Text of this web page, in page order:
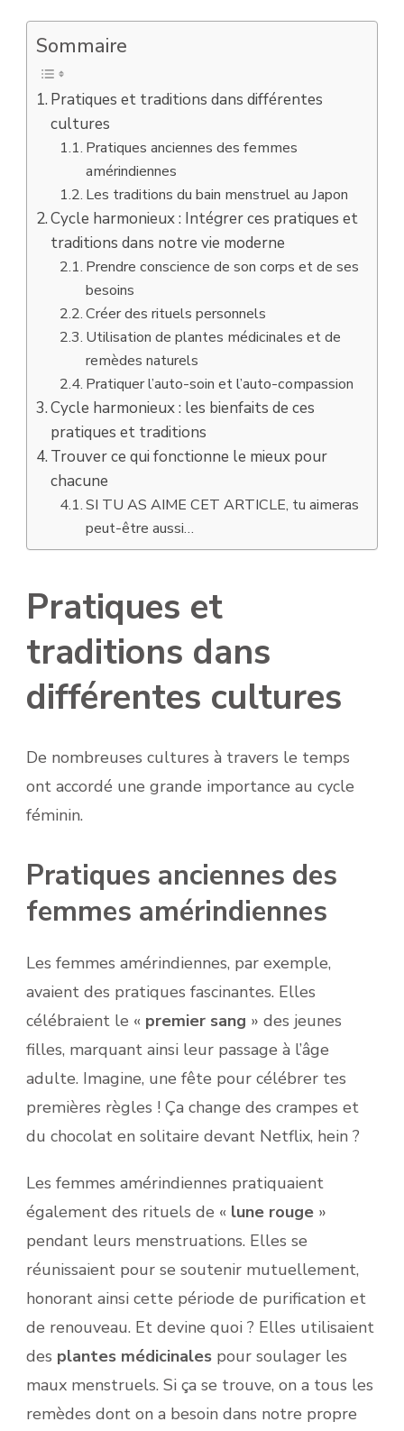
Sommaire
Pratiques et traditions dans différentes
cultures
Pratiques anciennes des femmes
amérindiennes
Les traditions du bain menstruel au Japon
Cycle harmonieux : Intégrer ces pratiques et
traditions dans notre vie moderne
Prendre conscience de son corps et de ses
besoins
Créer des rituels personnels
Utilisation de plantes médicinales et de
remèdes naturels
Pratiquer l’auto-soin et l’auto-compassion
Cycle harmonieux : les bienfaits de ces
pratiques et traditions
Trouver ce qui fonctionne le mieux pour
chacune
SI TU AS AIME CET ARTICLE, tu aimeras
peut-être aussi…
Pratiques et
traditions dans
différentes cultures
De nombreuses cultures à travers le temps
ont accordé une grande importance au cycle
féminin.
Pratiques anciennes des
femmes amérindiennes
Les femmes amérindiennes, par exemple,
avaient des pratiques fascinantes. Elles
célébraient le « premier sang » des jeunes
filles, marquant ainsi leur passage à l’âge
adulte. Imagine, une fête pour célébrer tes
premières règles ! Ça change des crampes et
du chocolat en solitaire devant Netflix, hein ?
Les femmes amérindiennes pratiquaient
également des rituels de « lune rouge »
pendant leurs menstruations. Elles se
réunissaient pour se soutenir mutuellement,
honorant ainsi cette période de purification et
de renouveau. Et devine quoi ? Elles utilisaient
des plantes médicinales pour soulager les
maux menstruels. Si ça se trouve, on a tous les
remèdes dont on a besoin dans notre propre